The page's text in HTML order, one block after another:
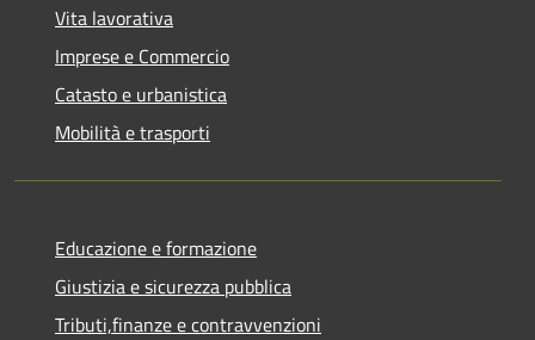
Vita lavorativa
Imprese e Commercio
Catasto e urbanistica
Mobilità e trasporti
Educazione e formazione
Giustizia e sicurezza pubblica
Tributi,finanze e contravvenzioni